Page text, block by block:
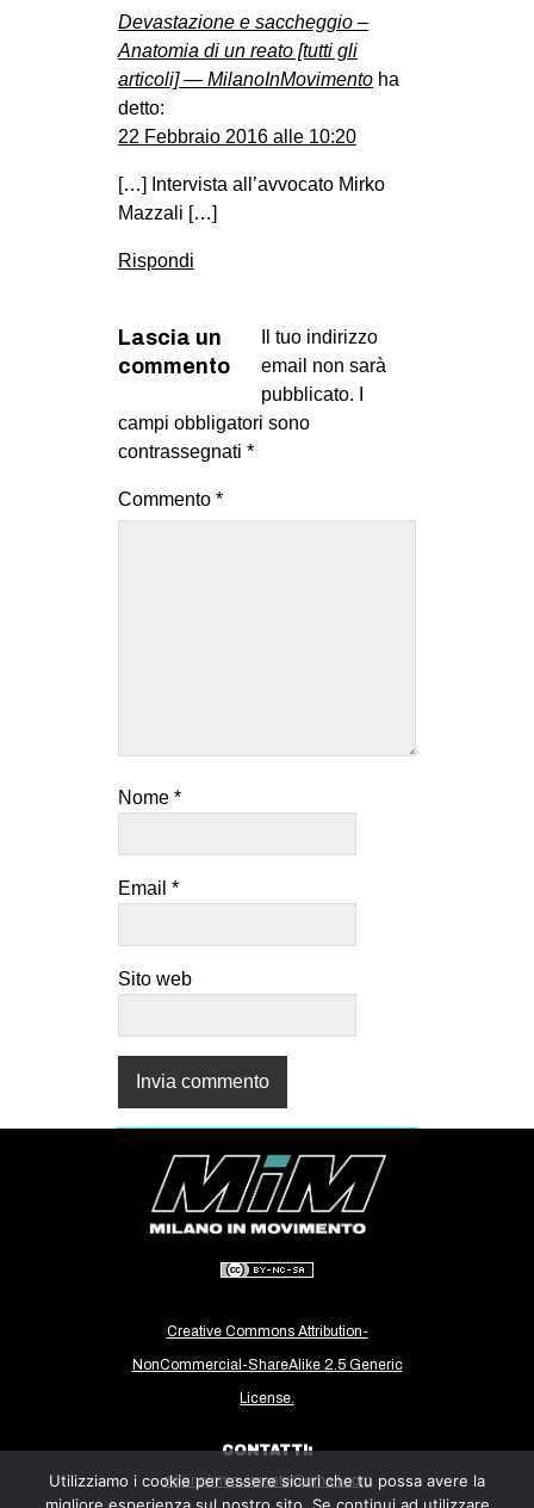
Devastazione e saccheggio –
Anatomia di un reato [tutti gli
articoli] — MilanoInMovimento ha
detto:
22 Febbraio 2016 alle 10:20
[…] Intervista all’avvocato Mirko
Mazzali […]
Rispondi
Lascia un
commento
Il tuo indirizzo
email non sarà
pubblicato.
campi obbligatori sono
contrassegnati *
Commento *
Nome *
Email *
Sito web
Creative Commons Attribution-
NonCommercial-ShareAlike 2.5 Generic
License.
CONTATTI:
milanoinmovimento@gmail.com
Utilizziamo i cookie per essere sicuri che tu possa avere la